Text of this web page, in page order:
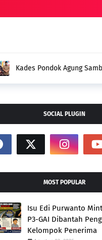
Penggerak HAM,
SOCIAL PLUGIN
MOST POPULAR
Isu Edi Purwanto
P3-GAI Dibantah
Kelompok Penerima